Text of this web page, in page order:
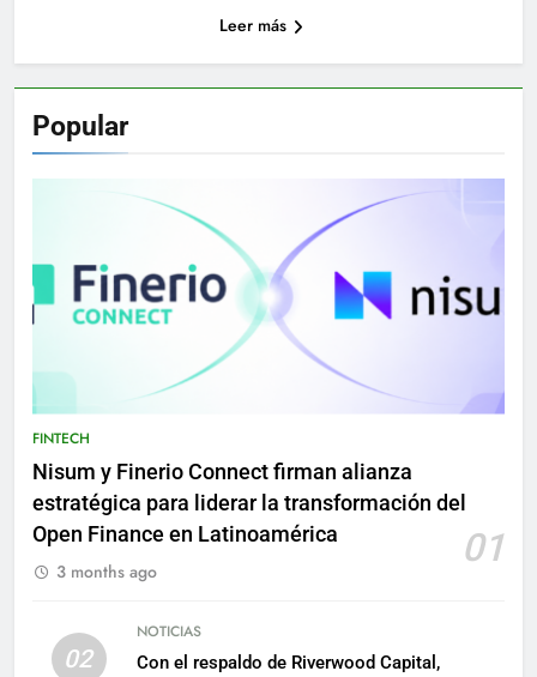
Leer más
Popular
FINTECH
Nisum y Finerio Connect firman alianza
estratégica para liderar la transformación del
Open Finance en Latinoamérica
01
3 months ago
02
NOTICIAS
Con el respaldo de Riverwood Capital,